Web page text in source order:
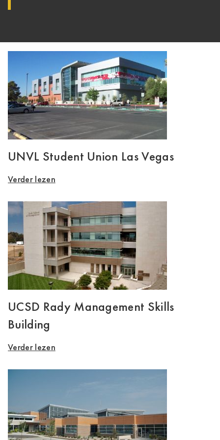
UNVL Student Union Las Vegas
Verder lezen
UCSD Rady Management Skills
Building
Verder lezen